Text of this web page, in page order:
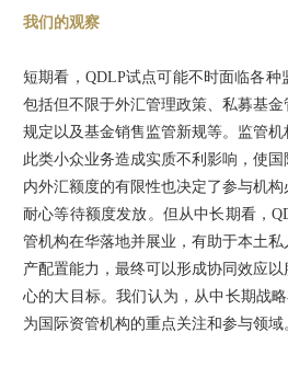
我们的观察
短期看，QDLP试点可能不时面临各种
包括但不限于外汇管理政策、私募基
规定以及基金销售监管新规等。监管
此类小众业务造成实质不利影响，使
内外汇额度的有限性也决定了参与机
耐心等待额度发放。但从中长期看，
管机构在华落地并展业，有助于本土
产配置能力，最终可以形成协同效应
心的大目标。我们认为，从中长期战
为国际资管机构的重点关注和参与领域